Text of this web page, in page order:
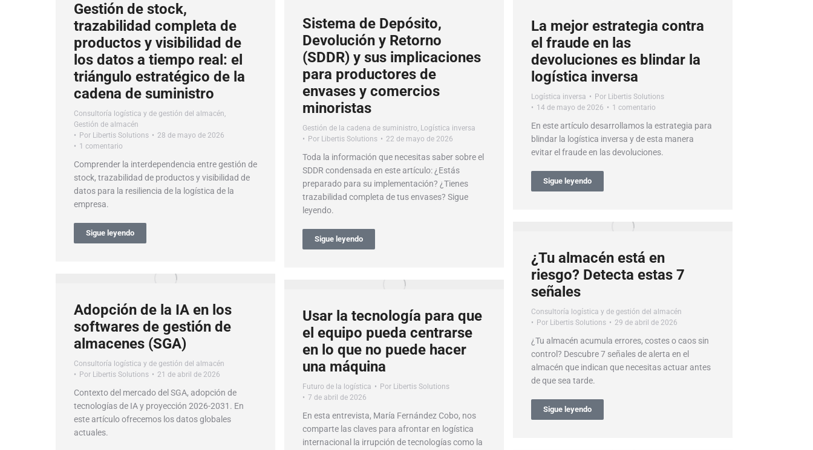
Gestión de stock,
trazabilidad completa de
productos y visibilidad de
los datos a tiempo real: el
triángulo estratégico de la
cadena de suministro
Consultoría logística y de gestión del almacén,
Gestión de almacén
Por Libertis Solutions
28 de mayo de 2026
1 comentario
Comprender la interdependencia entre gestión de
stock, trazabilidad de productos y visibilidad de
datos para la resiliencia de la logística de la
empresa.
Sigue leyendo
Sistema de Depósito,
Devolución y Retorno
(SDDR) y sus implicaciones
para productores de
envases y comercios
minoristas
Gestión de la cadena de suministro, Logística inversa
Por Libertis Solutions 22 de mayo de 2026
Toda la información que necesitas saber sobre el
SDDR condensada en este artículo: ¿Estás
preparado para su implementación? ¿Tienes
trazabilidad completa de tus envases? Sigue
leyendo.
Sigue leyendo
La mejor estrategia contra
el fraude en las
devoluciones es blindar la
logística inversa
Logística inversa Por Libertis Solutions
14 de mayo de 2026
1 comentario
En este artículo desarrollamos la estrategia para
blindar la logística inversa y de esta manera
evitar el fraude en las devoluciones.
Sigue leyendo
¿Tu almacén está en
riesgo? Detecta estas 7
señales
Consultoría logística y de gestión del almacén
Por Libertis Solutions 29 de abril de 2026
¿Tu almacén acumula errores, costes o caos sin
control? Descubre 7 señales de alerta en el
almacén que indican que necesitas actuar antes
de que sea tarde.
Sigue leyendo
Adopción de la IA en los
softwares de gestión de
almacenes (SGA)
Consultoría logística y de gestión del almacén
Por Libertis Solutions 21 de abril de 2026
Contexto del mercado del SGA, adopción de
tecnologías de IA y proyección 2026-2031. En
este artículo ofrecemos los datos globales
actuales.
Usar la tecnología para que
el equipo pueda centrarse
en lo que no puede hacer
una máquina
Futuro de la logística Por Libertis Solutions
7 de abril de 2026
En esta entrevista, María Fernández Cobo, nos
comparte las claves para afrontar en logística
internacional la irrupción de tecnologías como la